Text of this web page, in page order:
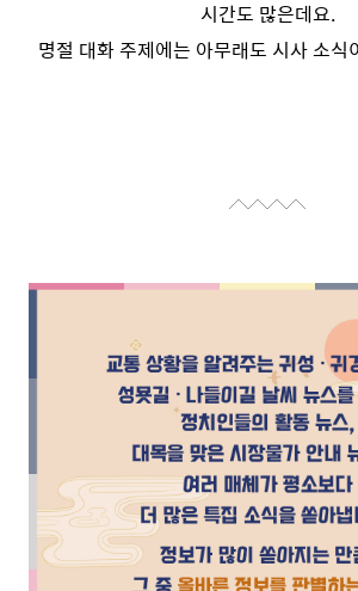
시간도 많은데요.
명절 대화 주제에는 아무래도 시사 소식